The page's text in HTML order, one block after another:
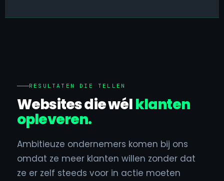
RESULTATEN DIE TELLEN
Websites die wélklanten
opleveren.
Ambitieuze ondernemers komen bij ons
omdat ze meer klanten willen zonder dat
ze er zelf steeds voor in actie moeten